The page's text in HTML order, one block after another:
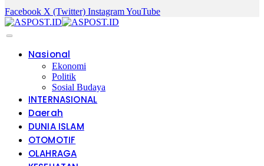
Facebook X (Twitter) InstagramYouTube
Nasional
Ekonomi
Politik
Sosial Budaya
INTERNASIONAL
Daerah
DUNIA ISLAM
OTOMOTIF
OLAHRAGA